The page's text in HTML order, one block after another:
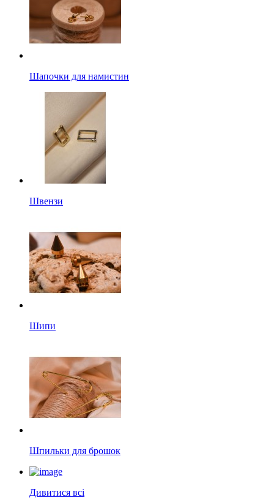
Шапочки для намистин
Швензи
Шипи
Шпильки для брошок
Дивитися всі